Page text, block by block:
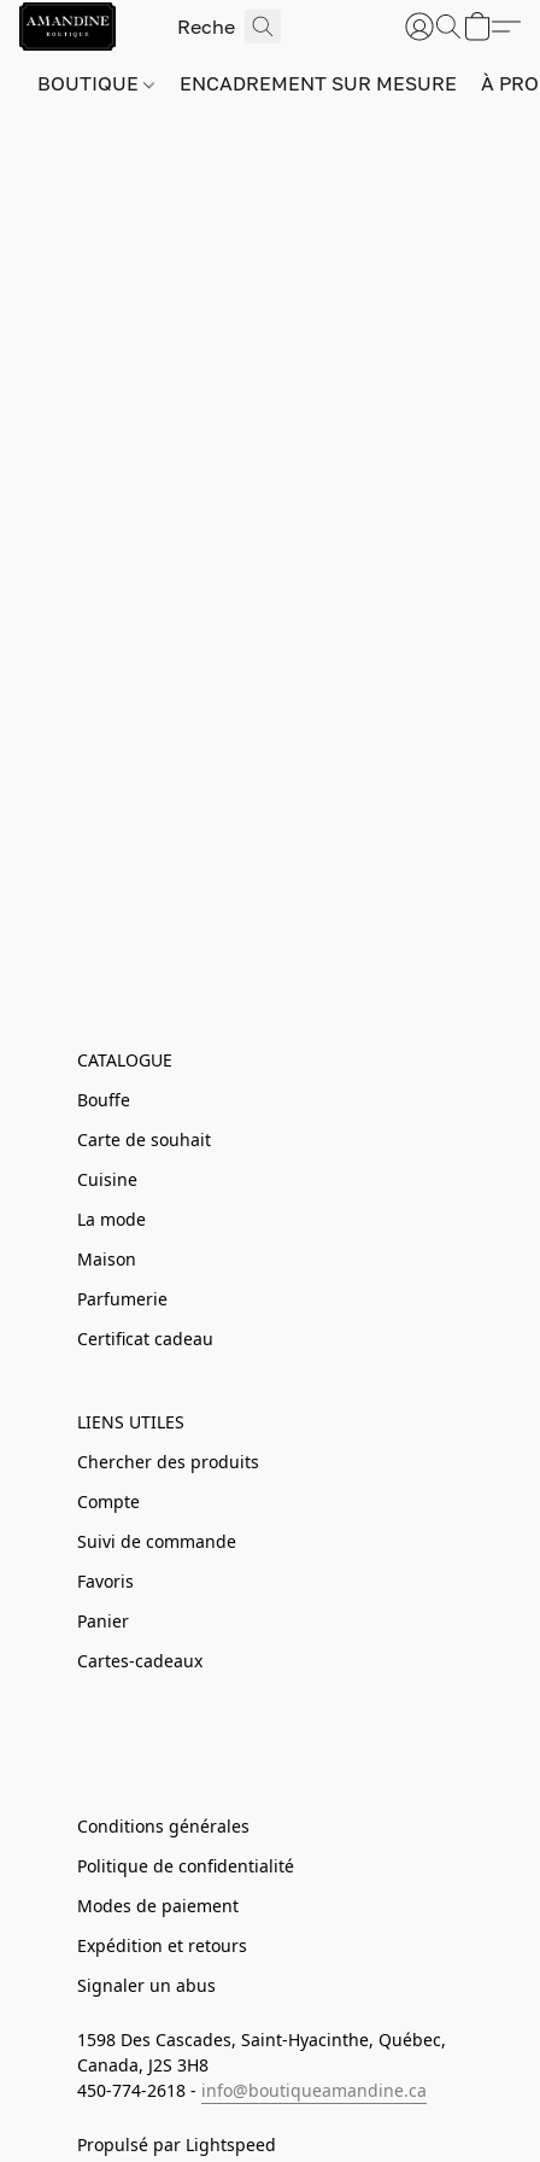
BOUTIQUE ENCADREMENT SUR MESURE À
CATALOGUE
Bouffe
Carte de souhait
Cuisine
La mode
Maison
Parfumerie
Certificat cadeau
LIENS UTILES
Chercher des produits
Compte
Suivi de commande
Favoris
Panier
Cartes-cadeaux
Conditions générales
Politique de confidentialité
Modes de paiement
Expédition et retours
Signaler un abus
1598 Des Cascades, Saint-Hyacinthe, Québec,
Canada, J2S 3H8
450-774-2618 - info@boutiqueamandine.ca
Propulsé par Lightspeed